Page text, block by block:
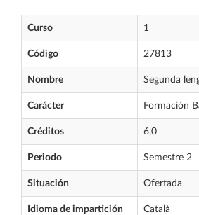
Curso 1
Código 27813
Nombre Segunda
Carácter Formación
Créditos 6,0
Periodo Semestre 2
Situación Ofertada
Idioma de impartición Català